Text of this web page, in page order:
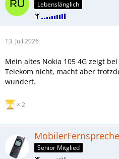
Lebenslänglich
13. Juli 2026
Mein altes Nokia 105 4G zeigt
Telekom nicht, macht aber
wundert.
2
Senior Mitglied